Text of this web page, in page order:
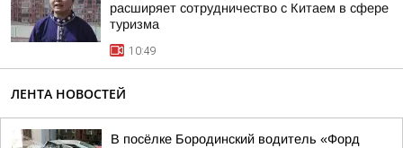
расширяет сотрудничество с Китаем в сфере
туризма
10:49
ЛЕНТА НОВОСТЕЙ
В посёлке Бородинский водитель «Форд